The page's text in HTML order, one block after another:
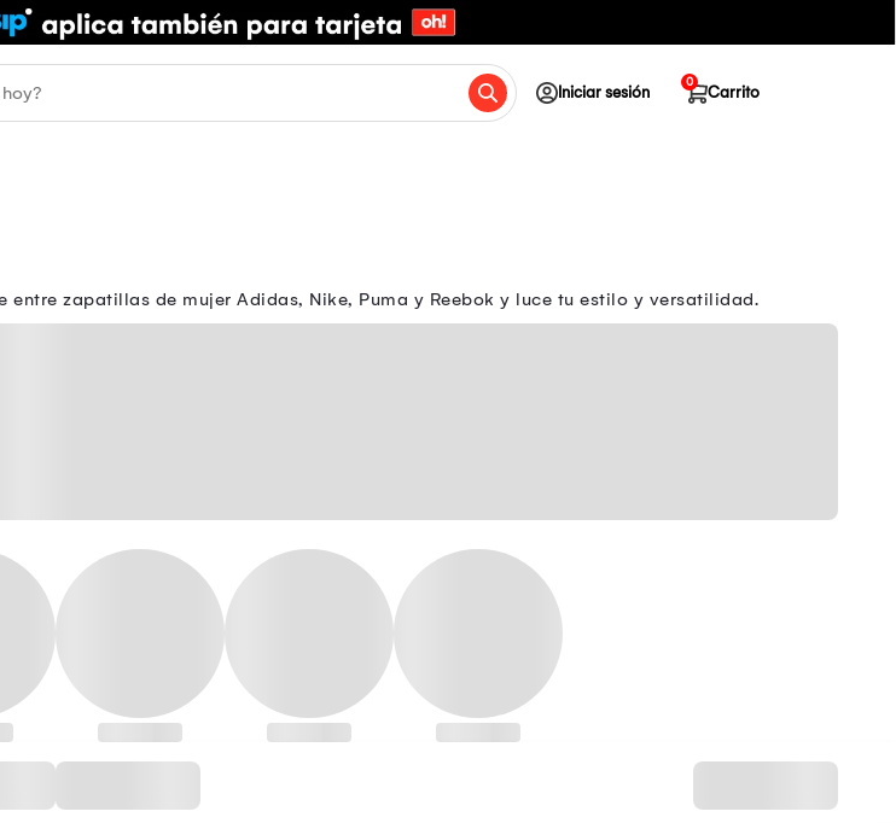
Iniciar sesión Carrito
0
entre zapatillas de mujer Adidas, Nike, Puma y Reebok y luce tu estilo y versatilidad.